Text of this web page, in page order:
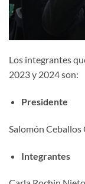
Los integrantes
2023 y 2024 son:
Presidente
Salomón Ceballos
Integrantes